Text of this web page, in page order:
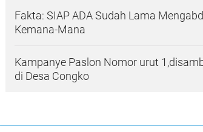
Fakta: SIAP ADA Sudah Lama
Kemana-Mana
Kampanye Paslon Nomor urut
di Desa Congko